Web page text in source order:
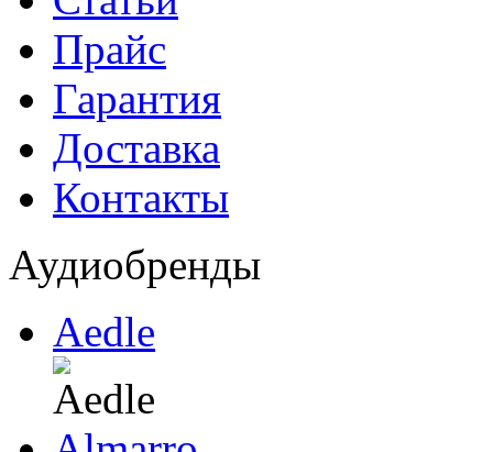
Прайс
Гарантия
Доставка
Контакты
Аудиобренды
Aedle